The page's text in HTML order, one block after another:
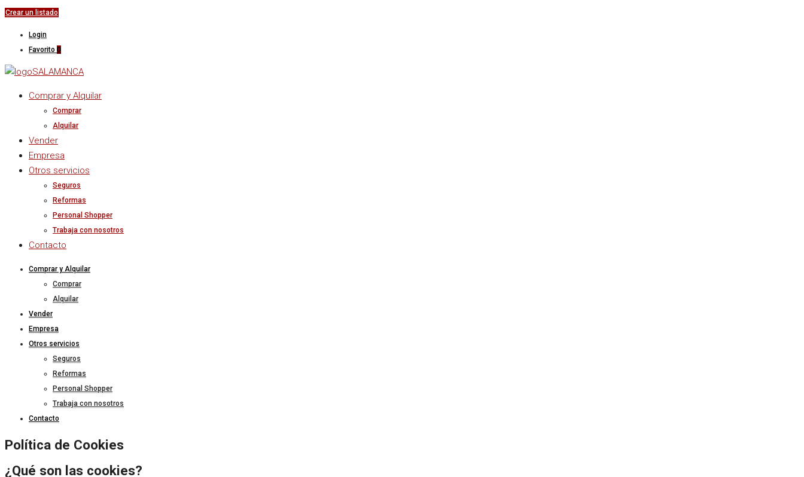
Crear un listado
Login
Favorito 0
Comprar y Alquilar
Comprar
Alquilar
Vender
Empresa
Otros servicios
Seguros
Reformas
Personal Shopper
Trabaja con nosotros
Contacto
Comprar y Alquilar
Comprar
Alquilar
Vender
Empresa
Otros servicios
Seguros
Reformas
Personal Shopper
Trabaja con nosotros
Contacto
Política de Cookies
¿Qué son las cookies?